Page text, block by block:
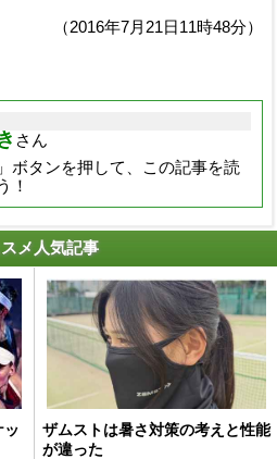
（2016年7月21日11時48分）
さん
ボタンを押して、この記事を読
！
メ人気記事
ッ
ザムストは暑さ対策の考えと性能
が違った